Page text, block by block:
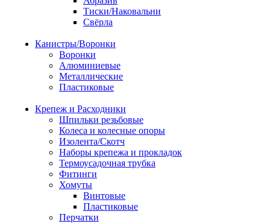
Тиски/Наковальни
Свёрла
Канистры/Воронки
Воронки
Алюминиевые
Металлические
Пластиковые
Крепеж и Расходники
Шпильки резьбовые
Колеса и колесные опоры
Изолента/Скотч
Наборы крепежа и прокладок
Термоусадочная трубка
Фитинги
Хомуты
Винтовые
Пластиковые
Перчатки